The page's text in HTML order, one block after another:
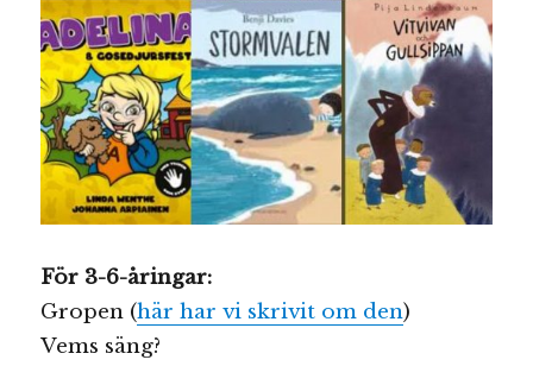
För 3-6-åringar:
Gropen (här har vi skrivit om den)
Vems säng?